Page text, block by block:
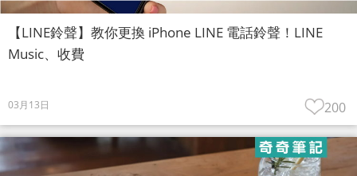
【LINE鈴聲】教你更換 iPhone LINE 電話鈴聲！LINE
Music、收費
03月13日 200